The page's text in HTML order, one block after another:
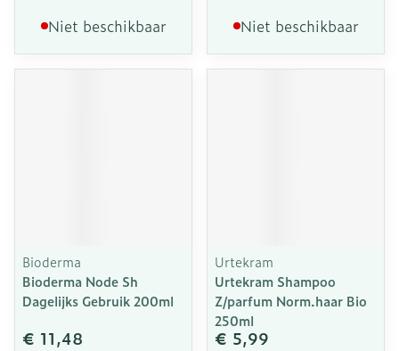
Niet beschikbaar Niet beschikbaar
Bioderma
Bioderma Node Sh
Dagelijks Gebruik 200ml
€ 11,48
Urtekram
Urtekram Shampoo
Z/parfum Norm.haar Bio
250ml
€ 5,99